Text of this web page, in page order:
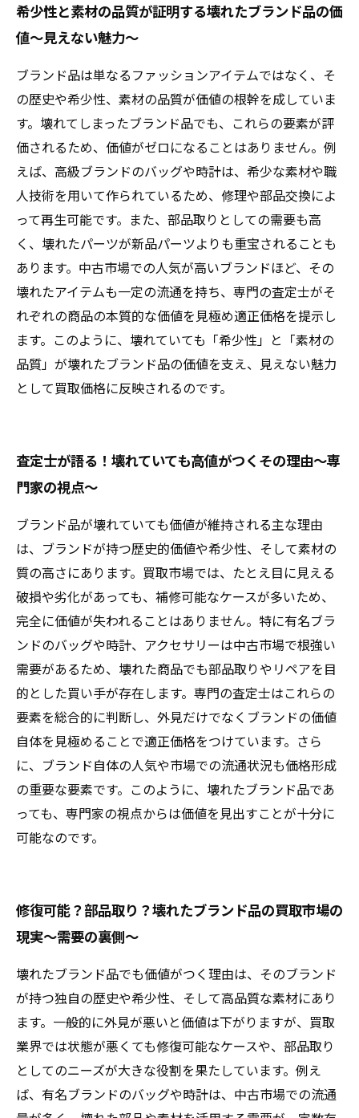
希少性と素材の品質が証明する壊れたブランド品の価
値～見えない魅力～
ブランド品は単なるファッションアイテムではなく、そ
の歴史や希少性、素材の品質が価値の根幹を成していま
す。壊れてしまったブランド品でも、これらの要素が評
価されるため、価値がゼロになることはありません。例
えば、高級ブランドのバッグや時計は、希少な素材や職
人技術を用いて作られているため、修理や部品交換によ
って再生可能です。また、部品取りとしての需要も高
く、壊れたパーツが新品パーツよりも重宝されることも
あります。中古市場での人気が高いブランドほど、その
壊れたアイテムも一定の流通を持ち、専門の査定士がそ
れぞれの商品の本質的な価値を見極め適正価格を提示し
ます。このように、壊れていても「希少性」と「素材の
品質」が壊れたブランド品の価値を支え、見えない魅力
として買取価格に反映されるのです。
査定士が語る！壊れていても高値がつくその理由～専
門家の視点～
ブランド品が壊れていても価値が維持される主な理由
は、ブランドが持つ歴史的価値や希少性、そして素材の
質の高さにあります。買取市場では、たとえ目に見える
破損や劣化があっても、補修可能なケースが多いため、
完全に価値が失われることはありません。特に有名ブラ
ンドのバッグや時計、アクセサリーは中古市場で根強い
需要があるため、壊れた商品でも部品取りやリペアを目
的とした買い手が存在します。専門の査定士はこれらの
要素を総合的に判断し、外見だけでなくブランドの価値
自体を見極めることで適正価格をつけています。さら
に、ブランド自体の人気や市場での流通状況も価格形成
の重要な要素です。このように、壊れたブランド品であ
っても、専門家の視点からは価値を見出すことが十分に
可能なのです。
修復可能？部品取り？壊れたブランド品の買取市場の
現実～需要の裏側～
壊れたブランド品でも価値がつく理由は、そのブランド
が持つ独自の歴史や希少性、そして高品質な素材にあり
ます。一般的に外見が悪いと価値は下がりますが、買取
業界では状態が悪くても修復可能なケースや、部品取り
としてのニーズが大きな役割を果たしています。例え
ば、有名ブランドのバッグや時計は、中古市場での流通